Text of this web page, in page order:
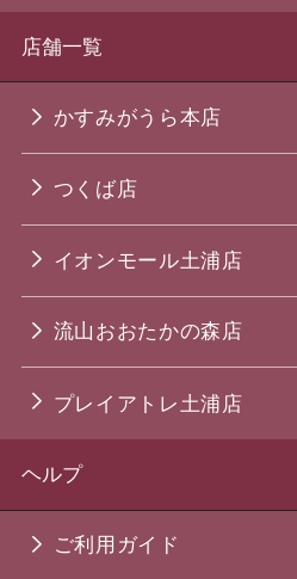
店舗一覧
かすみがうら本店
つくば店
イオンモール土浦店
流山おおたかの森店
プレイアトレ土浦店
ヘルプ
ご利用ガイド